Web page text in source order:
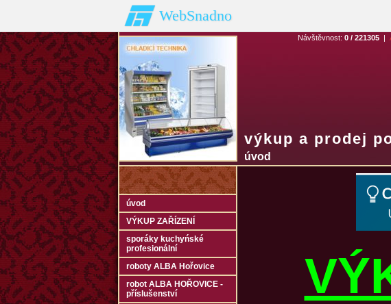
WebSnadno
Návštěvnost: 0 / 221305 |
výkup a prodej
úvod
úvod
VÝKUP ZAŘÍZENÍ
sporáky kuchyńské
profesionální
roboty ALBA Hořovice
robot ALBA HOŘOVICE -
příslušenství